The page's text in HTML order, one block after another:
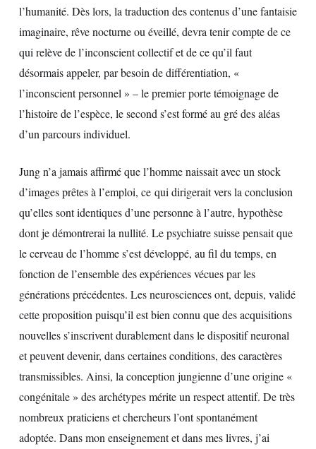
l’humanité. Dès lors, la traduction des contenus d’une fantaisie
imaginaire, rêve nocturne ou éveillé, devra tenir compte de ce
qui relève de l’inconscient collectif et de ce qu’il faut
désormais appeler, par besoin de différentiation, «
l’inconscient personnel » – le premier porte témoignage de
l’histoire de l’espèce, le second s’est formé au gré des aléas
d’un parcours individuel.
Jung n’a jamais affirmé que l’homme naissait avec un stock
d’images prêtes à l’emploi, ce qui dirigerait vers la conclusion
qu’elles sont identiques d’une personne à l’autre, hypothèse
dont je démontrerai la nullité. Le psychiatre suisse pensait que
le cerveau de l’homme s’est développé, au fil du temps, en
fonction de l’ensemble des expériences vécues par les
générations précédentes. Les neurosciences ont, depuis, validé
cette proposition puisqu’il est bien connu que des acquisitions
nouvelles s’inscrivent durablement dans le dispositif neuronal
et peuvent devenir, dans certaines conditions, des caractères
transmissibles. Ainsi, la conception jungienne d’une origine «
congénitale » des archétypes mérite un respect attentif. De très
nombreux praticiens et chercheurs l’ont spontanément
adoptée. Dans mon enseignement et dans mes livres, j’ai